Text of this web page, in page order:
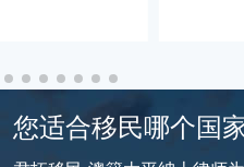
您适合移民哪个国